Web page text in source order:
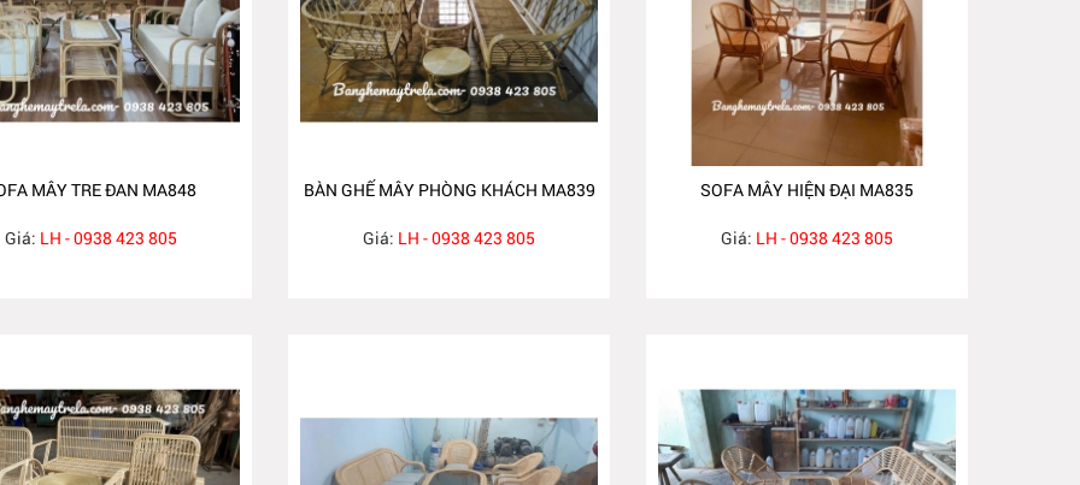
MÂY TRE ĐAN MA848
Giá: LH - 0938 423 805
BÀN GHẾ MÂY PHÒNG KHÁCH MA839
Giá: LH - 0938 423 805
SOFA MÂY HIỆN ĐẠI MA835
Giá: LH - 0938 423 805